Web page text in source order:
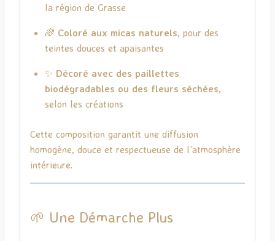
la région de Grasse
🌈 Coloré aux micas naturels, pour des
teintes douces et apaisantes
✨ Décoré avec des paillettes
biodégradables ou des fleurs séchées,
selon les créations
Cette composition garantit une diffusion
homogène, douce et respectueuse de l’atmosphère
intérieure.
🌱 Une Démarche Plus